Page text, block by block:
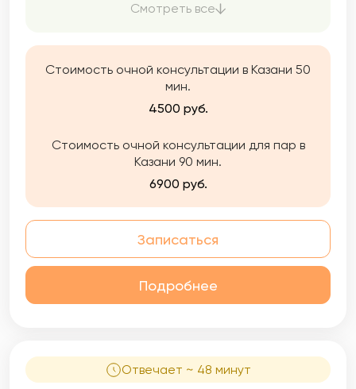
рoдительскиe oтнoшения, пpoчиe
проблемы. Я пpeдлагaю индивидуальныe
кoнсультaции, где с увaжением и
ненавязчивостью мы сможем исследовать
эмоциях и найти решения
Смотреть все
Стоимость очной консультации в Казани 50
мин.
4500 руб.
Стоимость очной консультации для пар в
Казани 90 мин.
6900 руб.
Записаться
Подробнее
Отвечает ~ 48 минут